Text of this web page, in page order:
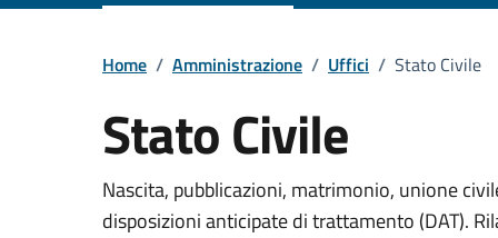
Home / Amministrazione / Uffici / Stato Civile
Stato Civile
Dettaglio dell'unità
Nascita, pubblicazioni, matrimonio, unione
disposizioni anticipate di trattamento (DAT).